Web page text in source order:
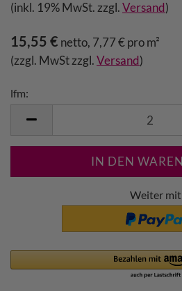
(inkl. 19% MwSt. zzgl. Versand )
15,55 € netto, 7,77 € pro m²
(zzgl. MwSt zzgl. Versand)
lfm:
Weiter mit